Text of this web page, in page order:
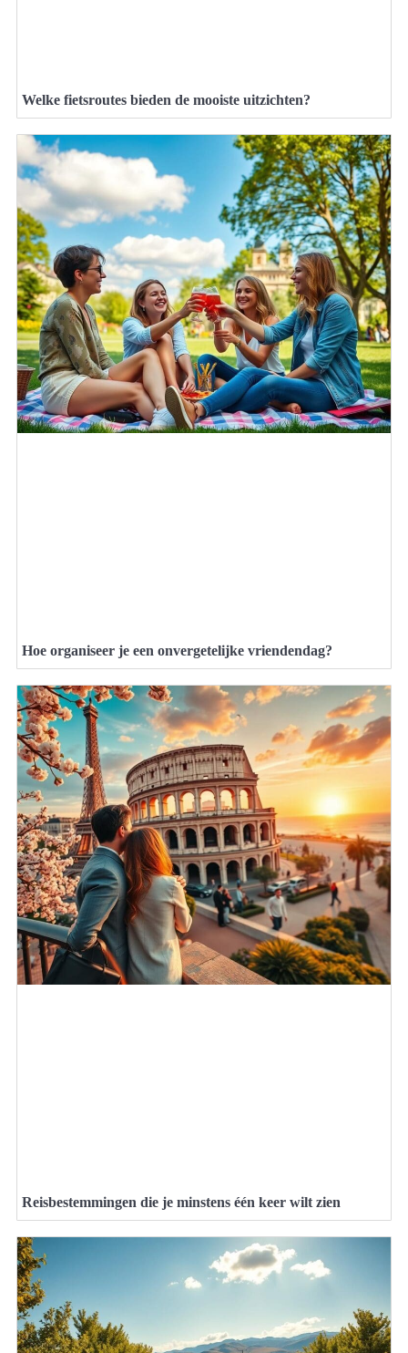
Welke fietsroutes bieden de mooiste uitzichten?
Hoe organiseer je een onvergetelijke vriendendag?
Reisbestemmingen die je minstens één keer wilt zien